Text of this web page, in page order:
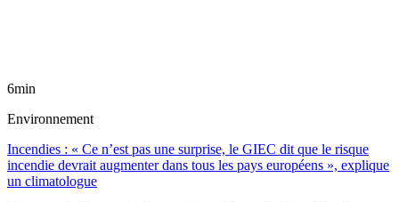
6min
Environnement
Incendies : « Ce n’est pas une surprise, le GIEC dit que le risque
incendie devrait augmenter dans tous les pays européens », explique
un climatologue